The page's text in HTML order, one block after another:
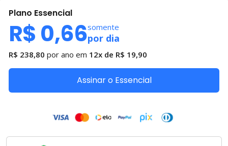
Plano Essencial
R$ 0,66somente
por dia
R$ 238,80 por ano em 12x de R$ 19,90
Assinar o Essencial